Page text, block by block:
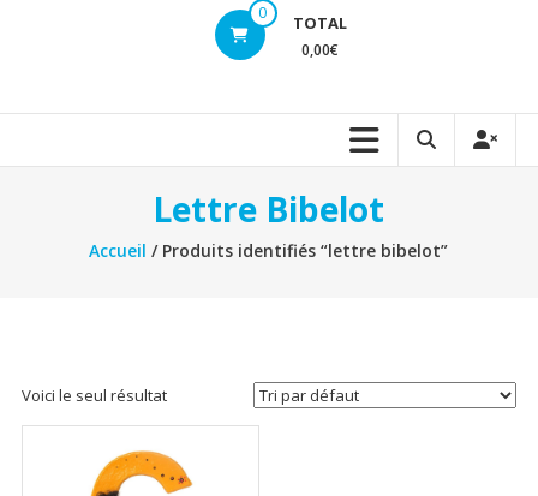
0 TOTAL
0,00€
Lettre Bibelot
Accueil / Produits identifiés “lettre bibelot”
Voici le seul résultat